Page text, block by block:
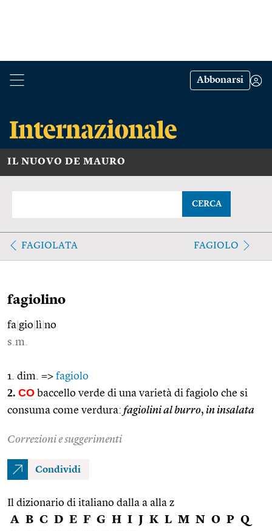
Abbonarsi
IL NUOVO DE MAURO
CERCA
FAGIOLATA FAGIOLO
fagiolino
fa gio lì no
s.m.
1. dim. => fagiolo
2. CO baccello verde di una varietà di fagiolo che si
consuma come verdura: fagiolini al burro, in insalata
Correzioni e suggerimenti
Condividi
Il dizionario di italiano dalla a alla z
A B C D E F G H I J K L M N O P Q